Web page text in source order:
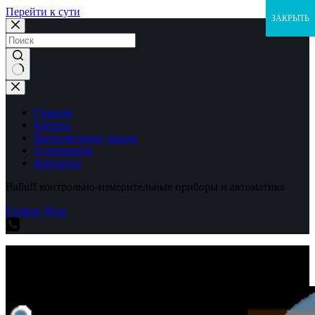
Перейти к сути
Ничего
не
найденоГлавная
Каталог
Выполненные заказы
О компании
Контакты
Balluff контрольно-измерительные приборы и автоматика
Explore Shop
ЗАКРЫТЬ